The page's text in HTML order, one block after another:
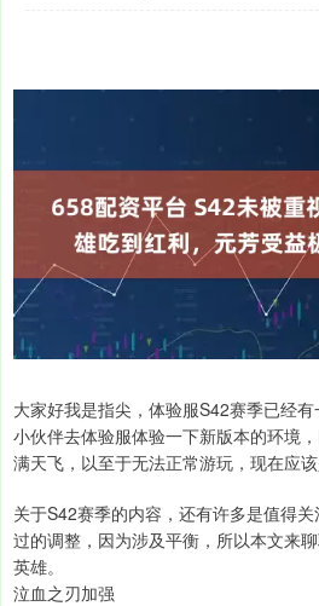
大家好我是指尖，体验服S42赛季已经
小伙伴去体验服体验一下新版本的环境
满天飞，以至于无法正常游玩，现在应该
关于S42赛季的内容，还有许多是值得
过的调整，因为涉及平衡，所以本文来
英雄。
泣血之刃加强